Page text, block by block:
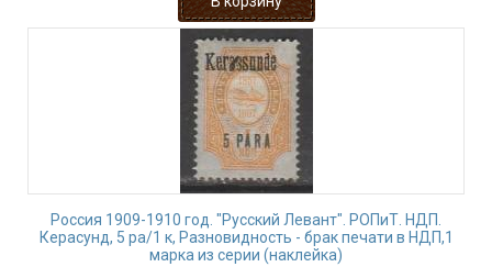
Россия 1909-1910 год. "Русский Левант". РОПиТ. НДП.
Керасунд, 5 ра/1 к, Разновидность - брак печати в НДП,1
марка из серии (наклейка)